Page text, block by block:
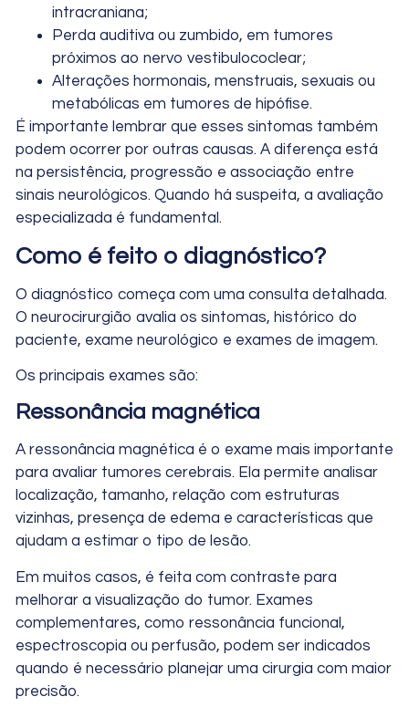
intracraniana;
Perda auditiva ou zumbido, em tumores
próximos ao nervo vestibulococlear;
Alterações hormonais, menstruais, sexuais ou
metabólicas em tumores de hipófise.
É importante lembrar que esses sintomas também
podem ocorrer por outras causas. A diferença está
na persistência, progressão e associação entre
sinais neurológicos. Quando há suspeita, a avaliação
especializada é fundamental.
Como é feito o diagnóstico?
O diagnóstico começa com uma consulta detalhada.
O neurocirurgião avalia os sintomas, histórico do
paciente, exame neurológico e exames de imagem.
Os principais exames são:
Ressonância magnética
A ressonância magnética é o exame mais importante
para avaliar tumores cerebrais. Ela permite analisar
localização, tamanho, relação com estruturas
vizinhas, presença de edema e características que
ajudam a estimar o tipo de lesão.
Em muitos casos, é feita com contraste para
melhorar a visualização do tumor. Exames
complementares, como ressonância funcional,
espectroscopia ou perfusão, podem ser indicados
quando é necessário planejar uma cirurgia com maior
precisão.